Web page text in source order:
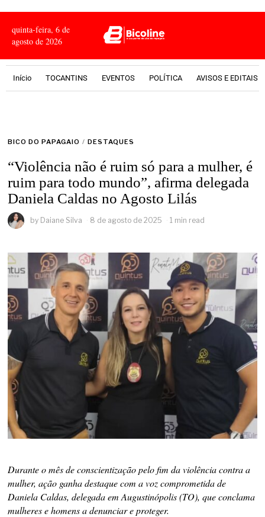
quinta-feira, 6 de
agosto de 2026
Início TOCANTINS EVENTOS POLÍTICA AVISOS E EDITAIS
BICO DO PAPAGAIO / DESTAQUES
“Violência não é ruim só para a mulher, é
ruim para todo mundo”, afirma delegada
Daniela Caldas no Agosto Lilás
by Daiane Silva 8 de agosto de 2025 1 min read
Durante o mês de conscientização pelo fim da violência contra a
mulher, ação ganha destaque com a voz comprometida de
Daniela Caldas, delegada em Augustinópolis (TO), que conclama
mulheres e homens a denunciar e proteger.